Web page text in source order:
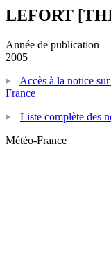
LEFORT
Année de publication
2005
Accès à la notice
France
Liste complète des
Météo-France